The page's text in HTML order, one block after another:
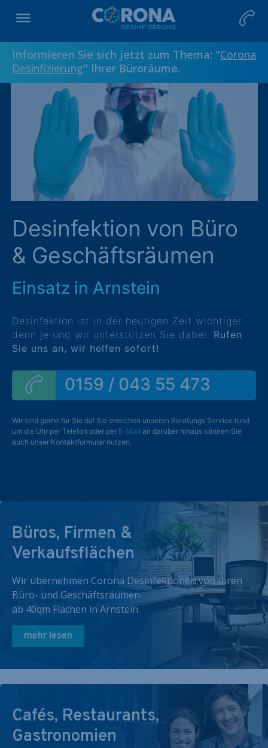
Informieren Sie sich jetzt zum Thema: "Corona
Desinfizierung" Ihrer Büroräume.
Desinfektion von Büro
& Geschäftsräumen
Einsatz in Arnstein
Desinfektion ist in der heutigen Zeit wichtiger
denn je und wir unterstützen Sie dabei. Rufen
Sie uns an, wir helfen sofort!
0159 / 043 55 473
Wir sind gerne für Sie da! Sie erreichen unseren Beratungs Service rund
um die Uhr per Telefon oder per E-Mail an darüber hinaus können Sie
auch unser Kontaktformular nutzen.
Büros, Firmen &
Verkaufsflächen
Wir übernehmen Corona Desinfektionen von Ihren
Büro- und Geschäftsräumen
ab 40qm Flächen in Arnstein.
mehr lesen
Cafés, Restaurants,
Gastronomien